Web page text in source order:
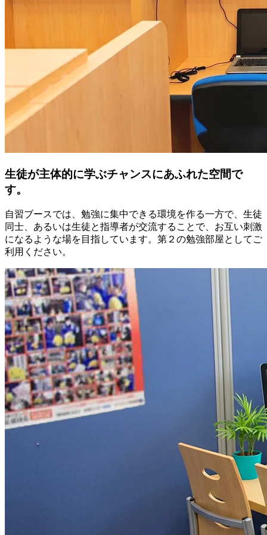
生徒が主体的に学ぶチャンスにあふれた空間で
す。
自習ブースでは、勉強に集中できる環境を作る一方で、生徒
同士、あるいは生徒と指導者が交流することで、お互い刺激
になるような場を目指しています。第２の勉強部屋としてご
利用ください。